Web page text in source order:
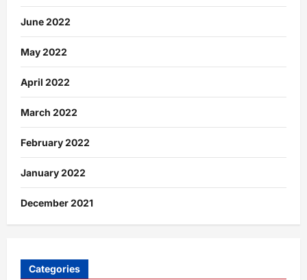
June 2022
May 2022
April 2022
March 2022
February 2022
January 2022
December 2021
Categories